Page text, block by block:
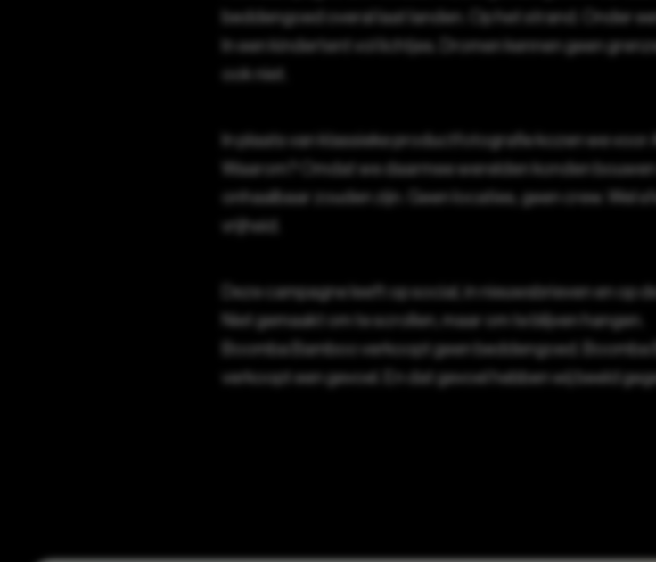
beddengoed overal laat landen. Op het strand. Onder
In een kindertent vol lichtjes. Dromen kennen geen
ook niet.
In plaats van klassieke productfotografie kozen we voor
Waarom? Omdat we daarmee werelden konden bouwen
onhaalbaar zouden zijn. Geen locaties, geen crew. Wel
vrijheid.
Deze campagne leeft op social, in nieuwsbrieven en op
Niet gemaakt om te scrollen, maar om te blijven hangen.
Boomba Bamboo verkoopt geen beddengoed. Boomba
verkoopt een gevoel. En dat gevoel hebben wij beeld